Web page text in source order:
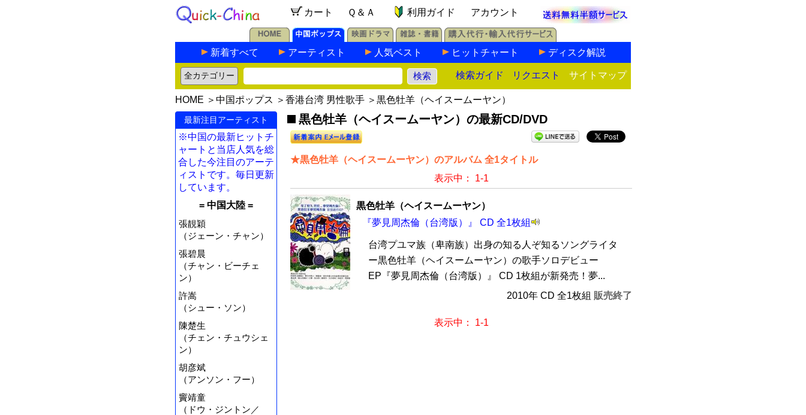
カート Ｑ＆Ａ 利用ガイド アカウント
新着すべて アーティスト 人気ベスト ヒットチャート ディスク解説
検索ガイド リクエスト サイトマップ
HOME ＞ 中国ポップス ＞ 香港台湾 男性歌手 ＞黒色牡羊（ヘイスームーヤン）
最新注目アーティスト
※中国の最新ヒットチ
ャートと当店人気を総
合した今注目のアーテ
ィストです。毎日更新
しています。
= 中国大陸 =
張靚穎
（ジェーン・チャン）
張碧晨
（チャン・ビーチェ
ン）
許嵩
（シュー・ソン）
陳楚生
（チェン・チュウシェ
ン）
胡彦斌
（アンソン・フー）
竇靖童
（ドウ・ジントン／
黒色牡羊（ヘイスームーヤン）の最新CD/DVD
★黒色牡羊（ヘイスームーヤン）のアルバム 全1タイトル
表示中： 1-1
黒色牡羊（ヘイスームーヤン）
『夢見周杰倫（台湾版）』 CD 全1枚組
台湾プユマ族（卑南族）出身の知る人ぞ知るソングライタ
ー黒色牡羊（ヘイスームーヤン）の歌手ソロデビュー
EP『夢見周杰倫（台湾版）』 CD 1枚組が新発売！夢...
2010年 CD 全1枚組 販売終了
表示中： 1-1